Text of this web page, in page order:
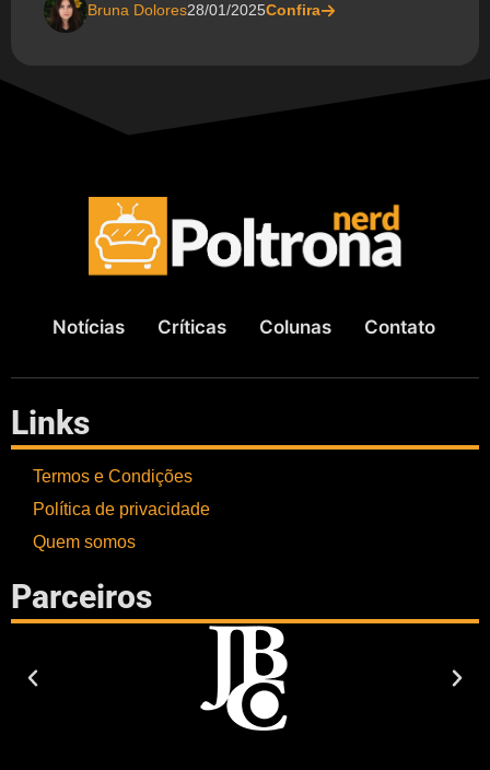
Bruna Dolores28/01/2025Confira
Notícias Críticas Colunas Contato
Links
Termos e Condições
Política de privacidade
Quem somos
Parceiros